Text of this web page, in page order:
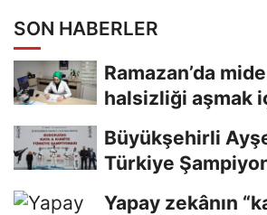
SON HABERLER
Ramazan’da
halsizliği aşmak
Büyükşehirli
Türkiye
Yapay zekânın